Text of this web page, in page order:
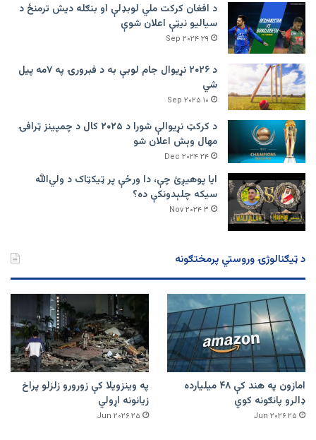
د افغان کرکت ملي لوبډلې او بنګله دیش ترمنځ د
سیالیو نیټې اعلان شوې
۲۹ Sep ۲۰۲۴
د ۲۰۲۶ نړیوال جام لوبې به د فبرورۍ په ۷مه پیل
شي
۱۰ Sep ۲۰۲۵
د کرکټ نړیوالې شورا د ۲۰۲۵ کال د چمپینز ټرافۍ
مهال وېش اعلان شو
۲۴ Dec ۲۰۲۴
ایا پوهیږئ چې، دا ورځې پر ټيکټاک د ولي‌الله
سیکه چلېدونکې ده؟
۳ Nov ۲۰۲۴
د ټیګنالوژۍ وروستي پرمختګونه
امازون په هند کې ۴۸ میلیارده
ډالرو پانګونه کوي
۲۵ Jun ۲۰۲۶
په وینزویلا کې زورورو زلزلو پراخ
زیانونه اړولي
۲۵ Jun ۲۰۲۶